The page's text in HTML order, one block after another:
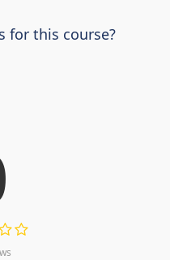
for this course?